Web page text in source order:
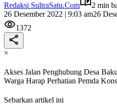
Redaksi SultraSatu.Com
2 min
26 Desember 2022 | 9:03 am26
1372
×
Akses Jalan Penghubung Desa
Warga Harap Perhatian Pemda
Sebarkan artikel ini